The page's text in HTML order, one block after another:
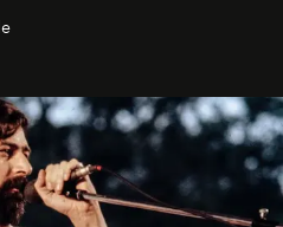
l'altra. Trent'anni dopo,
che abbiamo.